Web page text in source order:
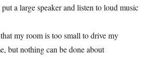
a large speaker and listen to loud music
my room is too small to drive my
but nothing can be done about